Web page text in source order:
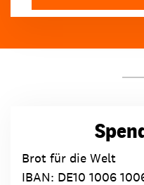
Brot für die Welt
IBAN: DE10 1006